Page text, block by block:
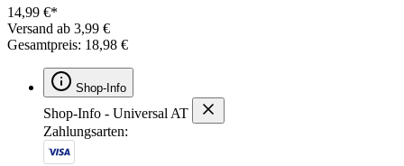
14,99 €*
Versand ab 3,99 €
Gesamtpreis: 18,98 €
Shop-Info
Shop-Info - Universal AT
Zahlungsarten: